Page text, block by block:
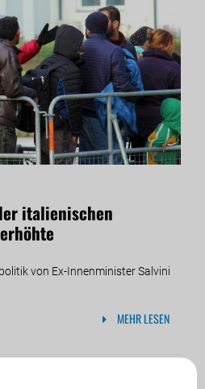
italienischen
von Ex-Innenminister Salvini
MEHR LESEN